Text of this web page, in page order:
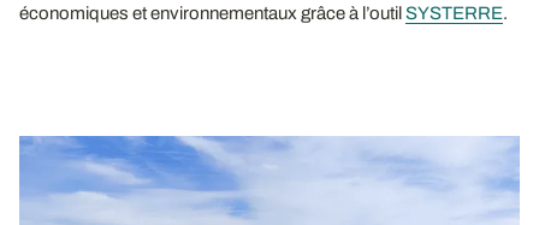
économiques et environnementaux grâce à l’outil SYSTERRE.